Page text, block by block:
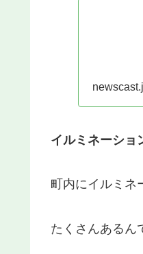
イルミネーショ
町内にイルミネ
たくさんあるん